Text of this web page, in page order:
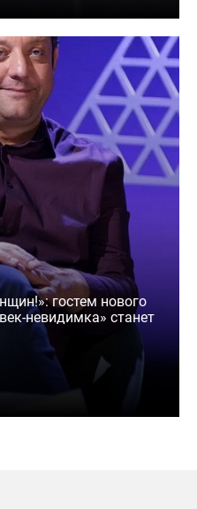
гостем нового
невидимка» станет